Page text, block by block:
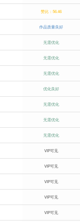
赞比：56.46
作品质量良好
无需优化
无需优化
无需优化
优化良好
无需优化
无需优化
无需优化
VIP可见
VIP可见
VIP可见
VIP可见
VIP可见